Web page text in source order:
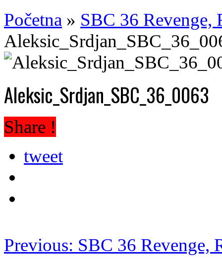
Početna » SBC 36 Revenge,
Aleksic_Srdjan_SBC_36_0063
Share !
tweet
Previous: SBC 36 Revenge,